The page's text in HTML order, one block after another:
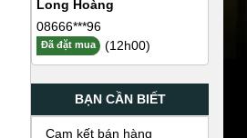
Long Hoàng
08666***96
Đã đặt mua (12h00)
BẠN CẦN BIẾT
Cam kết bán hàng